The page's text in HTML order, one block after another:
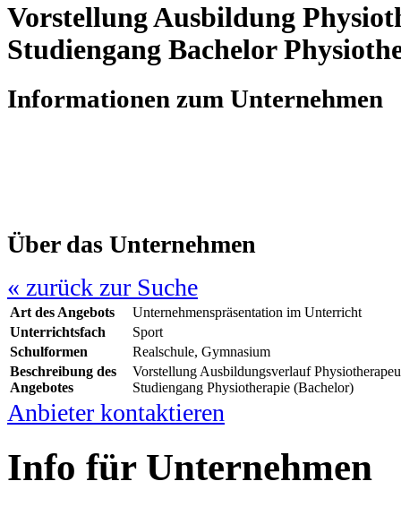
Vorstellung Ausbildung
Studiengang Bachelor
Informationen zum Unternehmen
Über das Unternehmen
« zurück zur Suche
Art des Angebots
Unternehmenspräsentation im Unterricht
Unterrichtsfach
Sport
Schulformen
Realschule, Gymnasium
Beschreibung des
Angebotes
Vorstellung Ausbildungsverlauf
Studiengang Physiotherapie (Bachelor)
Anbieter kontaktieren
Info für Unternehmen